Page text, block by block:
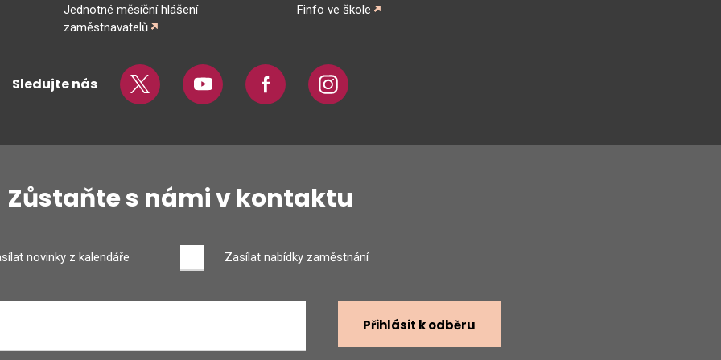
Jednotné měsíční hlášení
zaměstnavatelů
Finfo ve škole
Sledujte nás Twitter Youtube Facebook Instagram
Zůstaňte s námi v kontaktu
novinky z kalendáře Zasílat nabídky zaměstnání
Přihlásit k odběru